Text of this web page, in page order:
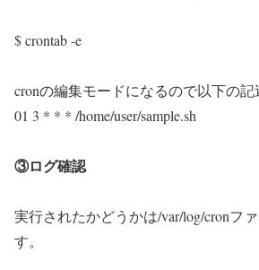
$ crontab -e
cronの編集モードになるので以下の記
01 3 * * * /home/user/sample.sh
③ログ確認
実行されたかどうかは/var/log/cronフ
す。